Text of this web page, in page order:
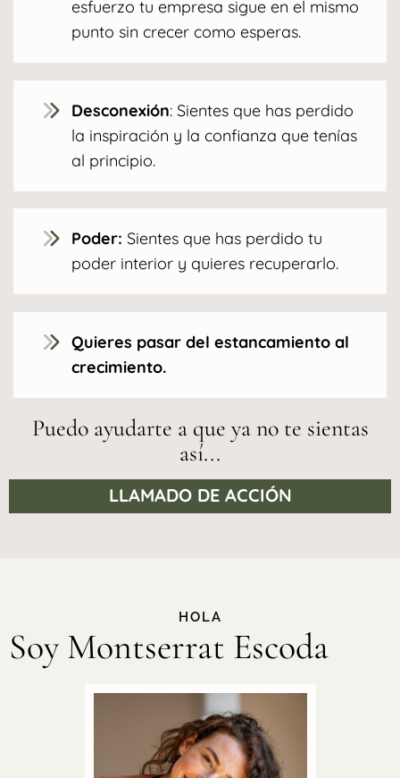
esfuerzo tu empresa sigue en el mismo
punto sin crecer como esperas.
Desconexión: Sientes que has perdido
la inspiración y la confianza que tenías
al principio.
Poder: Sientes que has perdido tu
poder interior y quieres recuperarlo.
Quieres pasar del estancamiento al
crecimiento.
Puedo ayudarte a que ya no te sientas
así...
LLAMADO DE ACCIÓN
HOLA
Soy Montserrat Escoda